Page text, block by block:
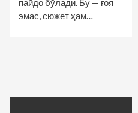
пайдо бўлади. Бу — ғоя
эмас, сюжет ҳам…